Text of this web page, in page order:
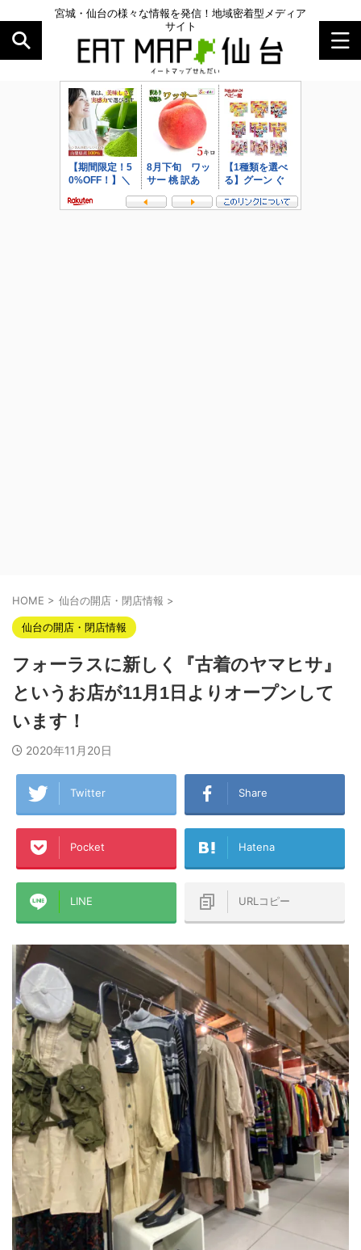
宮城・仙台の様々な情報を発信！地域密着型メディア
サイト
HOME > 仙台の開店・閉店情報 >
仙台の開店・閉店情報
フォーラスに新しく『古着のヤマヒサ』
というお店が11月1日よりオープンして
います！
2020年11月20日
Twitter Share
Pocket Hatena
LINE URLコピー